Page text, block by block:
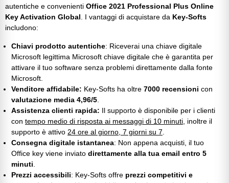
autentiche e convenienti Office 2021 Professional Plus Online
Key Activation Global . I vantaggi di acquistare da Key-Softs
includono:
Chiavi prodotto autentiche: Riceverai una chiave digitale
Microsoft legittima Microsoft chiave digitale che è garantita per
attivare il tuo software senza problemi direttamente dalla fonte
Microsoft.
Venditore affidabile: Key-Softs ha oltre 7000 recensioni con
valutazione media 4,96/5
Assistenza clienti rapida: Il supporto è disponibile per i clienti
con tempo medio di risposta ai messaggi di 10 minuti , inoltre il
supporto è attivo 24 ore al giorno, 7 giorni su 7
Consegna digitale istantanea: Non appena acquisti, il tuo
Office key viene inviato direttamente alla tua email entro 5
minuti
Prezzi accessibili: Key-Softs offre prezzi competitivi e